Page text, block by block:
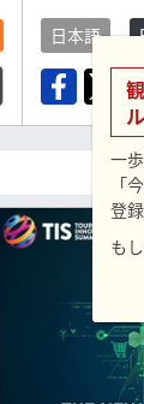
日本語
一
「
登
も